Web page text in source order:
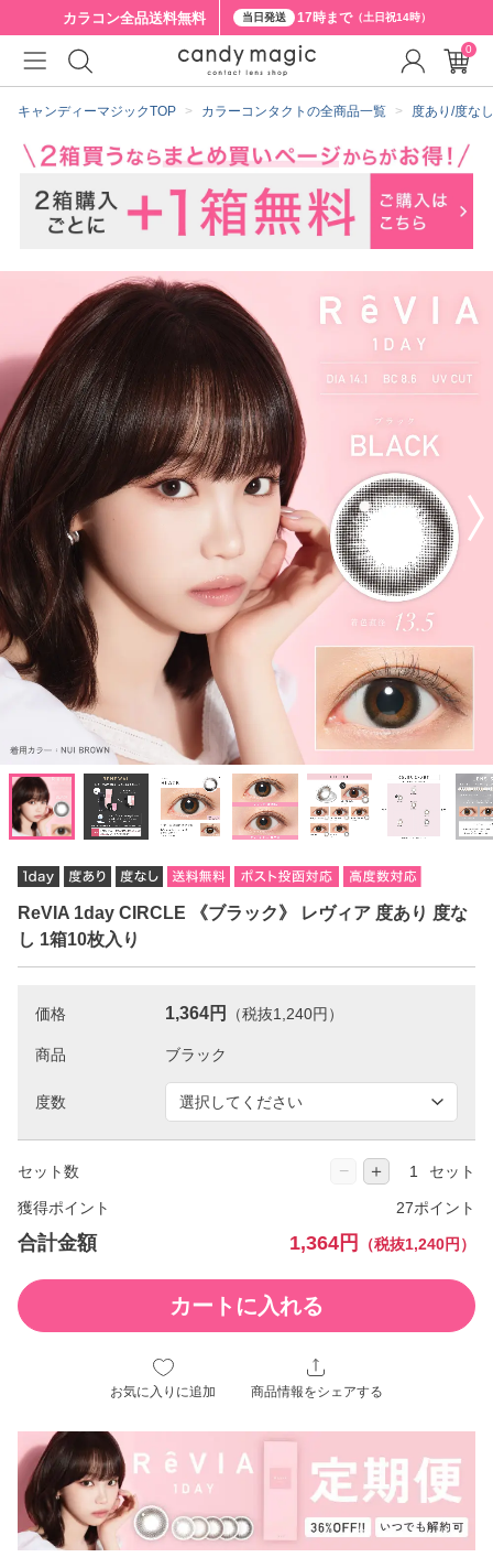
カラコン全品送料無料 当日発送 17時まで（土日祝14時）
キャンディーマジックTOP カラーコンタクトの全商品一覧 度あり/度な
ReVIA 1day CIRCLE 《ブラック》 レヴィア 度あり 度な
し 1箱10枚入り
価格 1,364円 （税抜1,240円）
商品
度数
セット数 − ＋ セット
獲得ポイント 27ポイント
合計金額 1,364円 （税抜1,240円）
カートに入れる
お気に入りに追加 商品情報をシェアする
0
クーポン詳細